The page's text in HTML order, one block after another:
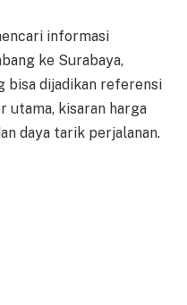
informasi
ke Surabaya,
bisa dijadikan referensi
utama, kisaran harga
daya tarik perjalanan.